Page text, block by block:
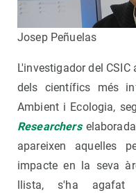
Josep Peñuelas
L'investigador del CSIC
dels científics més
Ambient i Ecologia,
Researchers
apareixen aquelles
impacte en la seva
llista, s'ha agafat